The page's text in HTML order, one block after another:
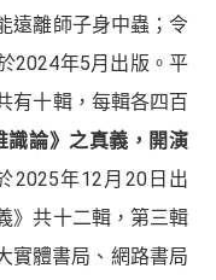
遠離師子身中蟲；令
2024年5月出版。平
有十輯，每輯各四百
識論》之真義，開演
2025年12月20日出
》共十二輯，第三輯
實體書局、網路書局